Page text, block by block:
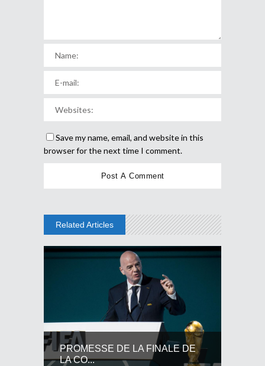
Save my name, email, and website in this
browser for the next time I comment.
Related Articles
PROMESSE DE LA FINALE DE
LA CO...